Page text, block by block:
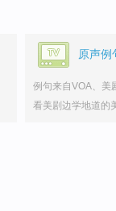
原声例
例句来自VOA、美
看美剧边学地道的